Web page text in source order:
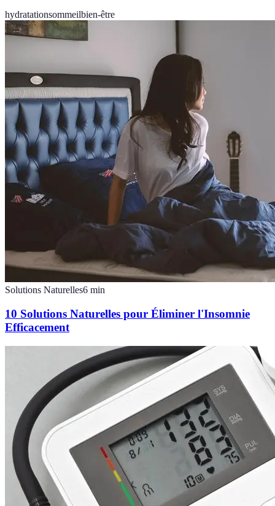
hydratationsommeilbien-être
Solutions Naturelles6 min
10 Solutions Naturelles pour Éliminer l'Insomnie
Efficacement